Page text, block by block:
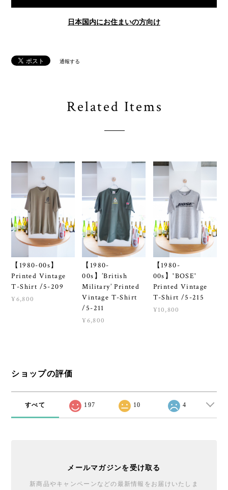
日本国内にお住まいの方向け
通報する
Related Items
【1980-00s】
Printed Vintage
T-Shirt /5-209
¥6,800
【1980-
00s】’British
Military’ Printed
Vintage T-Shirt
/5-211
¥6,800
【1980-
00s】'BOSE'
Printed Vintage
T-Shirt /5-215
¥10,800
ショップの評価
すべて 197 10 4
メールマガジンを受け取る
新商品やキャンペーンなどの最新情報をお届けいたしま